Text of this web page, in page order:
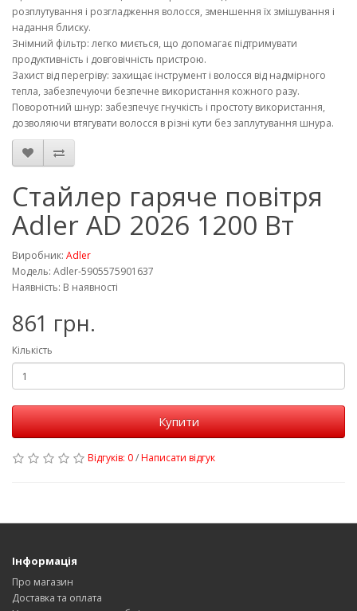
розплутування і розгладження волосся, зменшення їх змішування і
надання блиску.
Знімний фільтр: легко миється, що допомагає підтримувати
продуктивність і довговічність пристрою.
Захист від перегріву: захищає інструмент і волосся від надмірного
тепла, забезпечуючи безпечне використання кожного разу.
Поворотний шнур: забезпечує гнучкість і простоту використання,
дозволяючи втягувати волосся в різні кути без заплутування шнура.
Стайлер гаряче повітря
Adler AD 2026 1200 Вт
Виробник: Adler
Модель: Adler-5905575901637
Наявність: В наявності
861 грн.
Кількість
Купити
Відгуків: 0/Написати відгук
Інформація
Про магазин
Доставка та оплата